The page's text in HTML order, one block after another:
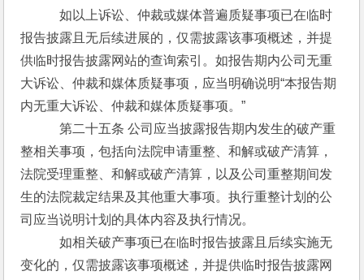
如以上诉讼、仲裁或媒体普遍质疑事项已在临时
报告披露且无后续进展的，仅需披露该事项概述，并提
供临时报告披露网站的查询索引。如报告期内公司无重
大诉讼、仲裁和媒体质疑事项，应当明确说明“本报告期
内无重大诉讼、仲裁和媒体质疑事项。”
第二十五条 公司应当披露报告期内发生的破产重
整相关事项，包括向法院申请重整、和解或破产清算，
法院受理重整、和解或破产清算，以及公司重整期间发
生的法院裁定结果及其他重大事项。执行重整计划的公
司应当说明计划的具体内容及执行情况。
如相关破产事项已在临时报告披露且后续实施无
变化的，仅需披露该事项概述，并提供临时报告披露网